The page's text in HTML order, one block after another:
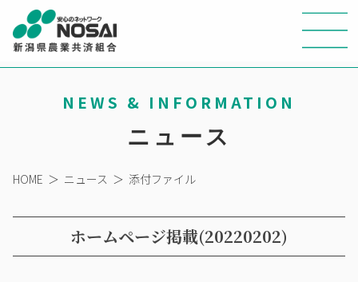
NEWS & INFORMATION
ニュース
HOME ＞ ニュース ＞ 添付ファイル
ホームページ掲載(20220202)